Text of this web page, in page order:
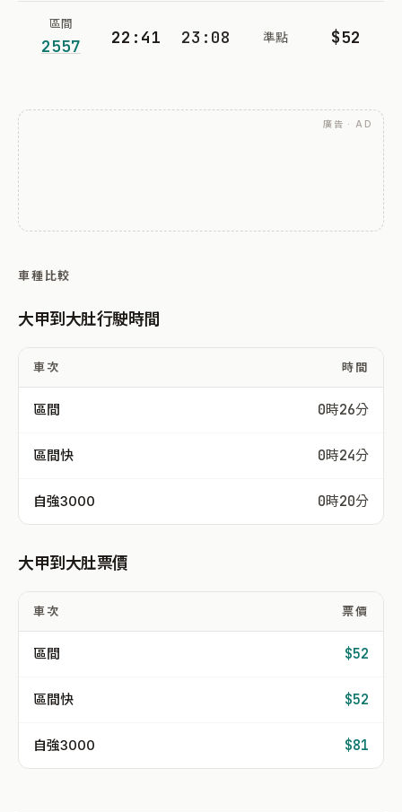
區間
2557 22:41 23:08 準點 $52
廣告 · AD
車種比較
大甲到大肚行駛時間
車次 時間
區間 0時26分
區間快 0時24分
自強3000 0時20分
大甲到大肚票價
車次 票價
區間 $52
區間快 $52
自強3000 $81